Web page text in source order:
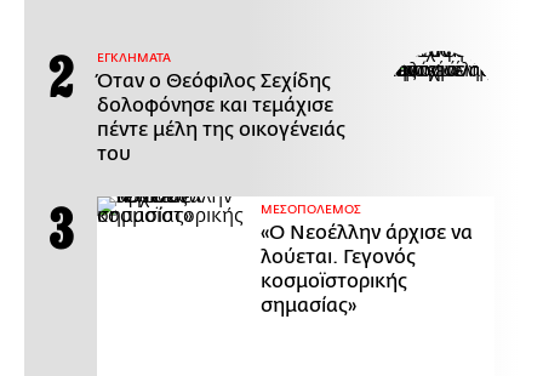
ΕΓΚΛΗΜΑΤΑ
Όταν ο Θεόφιλος Σεχίδης
δολοφόνησε και τεμάχισε
πέντε μέλη της οικογένειάς
του
ΜΕΣΟΠΟΛΕΜΟΣ
«Ο Νεοέλλην άρχισε να
λούεται. Γεγονός
κοσμοϊστορικής
σημασίας»